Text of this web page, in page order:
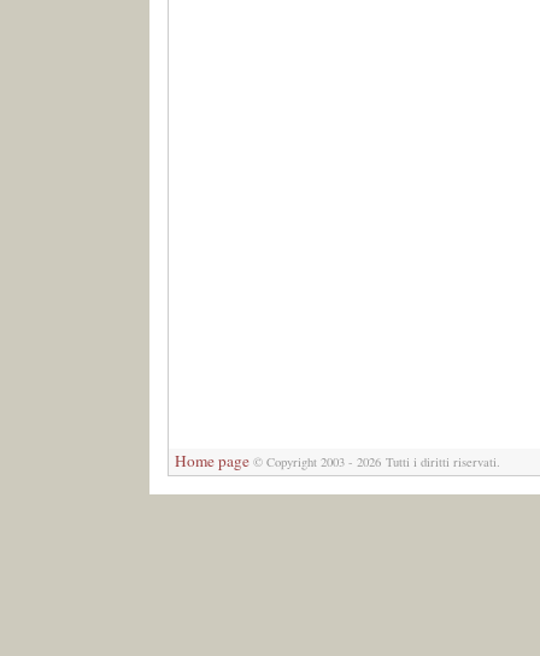
Home page © Copyright 2003 - 2026 Tutti i diritti riservati.